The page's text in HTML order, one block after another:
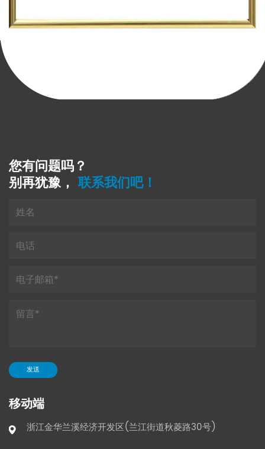
您有问题吗？
别再犹豫， 联系我们吧！
移动端
浙江金华兰溪经济开发区(兰江街道秋菱路30号)